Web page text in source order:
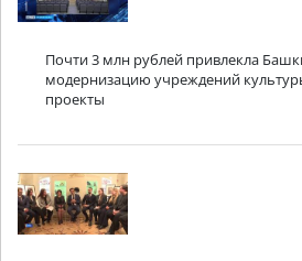
Почти 3 млн рублей привлекла
модернизацию учреждений
проекты